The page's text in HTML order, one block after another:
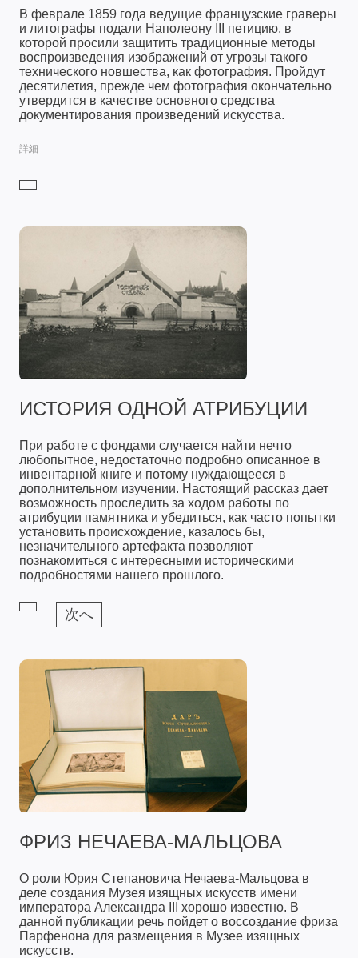
В феврале 1859 года ведущие французские граверы
и литографы подали Наполеону III петицию, в
которой просили защитить традиционные методы
воспроизведения изображений от угрозы такого
технического новшества, как фотография. Пройдут
десятилетия, прежде чем фотография окончательно
утвердится в качестве основного средства
документирования произведений искусства.
詳細
ИСТОРИЯ ОДНОЙ АТРИБУЦИИ
При работе с фондами случается найти нечто
любопытное, недостаточно подробно описанное в
инвентарной книге и потому нуждающееся в
дополнительном изучении. Настоящий рассказ дает
возможность проследить за ходом работы по
атрибуции памятника и убедиться, как часто попытки
установить происхождение, казалось бы,
незначительного артефакта позволяют
познакомиться с интересными историческими
подробностями нашего прошлого.
次へ
ФРИЗ НЕЧАЕВА-МАЛЬЦОВА
О роли Юрия Степановича Нечаева-Мальцова в
деле создания Музея изящных искусств имени
императора Александра III хорошо известно. В
данной публикации речь пойдет о воссоздание фриза
Парфенона для размещения в Музее изящных
искусств.